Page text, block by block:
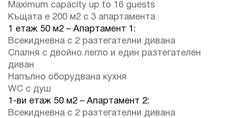
Maximum capacity up to 16 guests
Къщата е 200 м2 с 3 апартамента
1 етаж 50 м2 – Апартамент 1:
Всекидневна с 2 разтегателни дивана
Спалня с двойно легло и един разтегателен
диван
Напълно оборудвана кухня
WC с душ
1-ви етаж 50 м2 – Апартамент 2:
Всекидневна с 2 разтегателни дивана